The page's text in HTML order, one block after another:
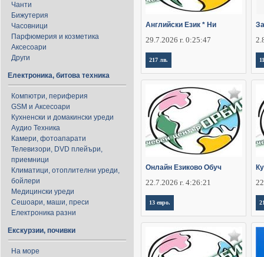
Чанти
Бижутерия
Часовници
Парфюмерия и козметика
Аксесоари
Други
Електроника, битова техника
Компютри, периферия
GSM и Аксесоари
Кухненски и домакински уреди
Аудио Техника
Камери, фотоапарати
Телевизори, DVD плейъри,
приемници
Климатици, отоплителни уреди,
бойлери
Медицински уреди
Сешоари, маши, преси
Електроника разни
Екскурзии, почивки
На море
Английски Език * Ни
29.7.2026 г. 0:25:47
217 лв.
Онлайн Езиково Обуч
22.7.2026 г. 4:26:21
13 евро.